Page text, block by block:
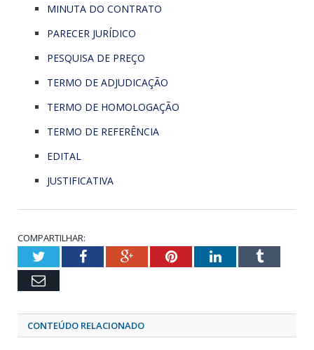
MINUTA DO CONTRATO
PARECER JURÍDICO
PESQUISA DE PREÇO
TERMO DE ADJUDICAÇÃO
TERMO DE HOMOLOGAÇÃO
TERMO DE REFERÊNCIA
EDITAL
JUSTIFICATIVA
COMPARTILHAR:
TwitterFacebookGoogle+PinterestLinkedInTumblr
Email
CONTEÚDO RELACIONADO